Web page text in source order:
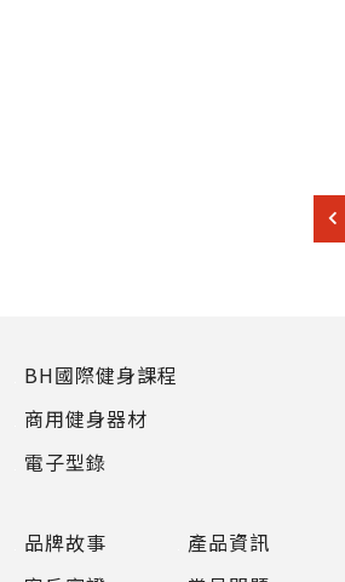
品牌故事
產品資訊
BH國際健身課程
商用健身器材
電子型錄